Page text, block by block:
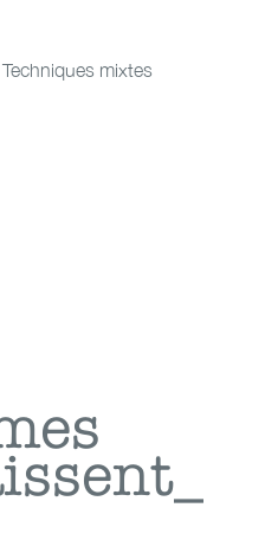
Techniques mixtes